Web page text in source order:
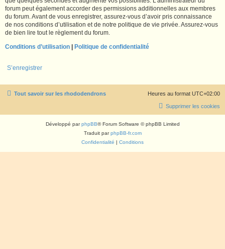
forum peut également accorder des permissions additionnelles aux membres
du forum. Avant de vous enregistrer, assurez-vous d’avoir pris connaissance
de nos conditions d’utilisation et de notre politique de vie privée. Assurez-vous
de bien lire tout le règlement du forum.
Conditions d’utilisation | Politique de confidentialité
S’enregistrer
Tout savoir sur les rhododendrons Heures au format UTC+02:00
Supprimer les cookies
Développé parphpBB® Forum Software © phpBB Limited
Traduit parphpBB-fr.com
Confidentialité | Conditions